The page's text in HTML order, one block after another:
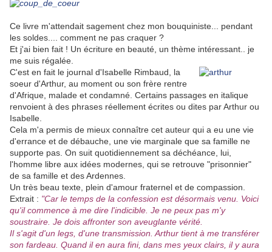
Ce livre m'attendait sagement chez mon bouquiniste... pendant
les soldes.... comment ne pas craquer ?
Et j'ai bien fait ! Un écriture en beauté, un thème intéressant.. je
me suis régalée.
C'est en fait le journal d'Isabelle Rimbaud, la
soeur d'Arthur, au moment ou son frère rentre
d'Afrique, malade et condamné. Certains passages en italique
renvoient à des phrases réellement écrites ou dites par Arthur ou
Isabelle.
Cela m'a permis de mieux connaître cet auteur qui a eu une vie
d'errance et de débauche, une vie marginale que sa famille ne
supporte pas. On suit quotidiennement sa déchéance, lui,
l'homme libre aux idées modernes, qui se retrouve "prisonnier"
de sa famille et des Ardennes.
Un très beau texte, plein d'amour fraternel et de compassion.
Extrait : "Car le temps de la confession est désormais venu. Voici
qu'il commence à me dire l'indicible. Je ne peux pas m'y
soustraire. Je dois affronter son aveuglante vérité.
Il s'agit d'un legs, d'une transmission. Arthur tient à me transférer
son fardeau. Quand il en aura fini, dans mes yeux clairs, il y aura